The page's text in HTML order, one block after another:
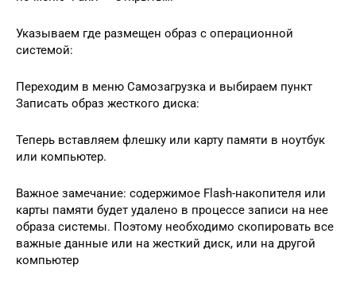
Указываем где размещен образ с операционной
системой:
Переходим в меню Самозагрузка и выбираем пункт
Записать образ жесткого диска:
Теперь вставляем флешку или карту памяти в ноутбук
или компьютер.
Важное замечание: содержимое Flash-накопителя или
карты памяти будет удалено в процессе записи на нее
образа системы. Поэтому необходимо скопировать все
важные данные или на жесткий диск, или на другой
компьютер